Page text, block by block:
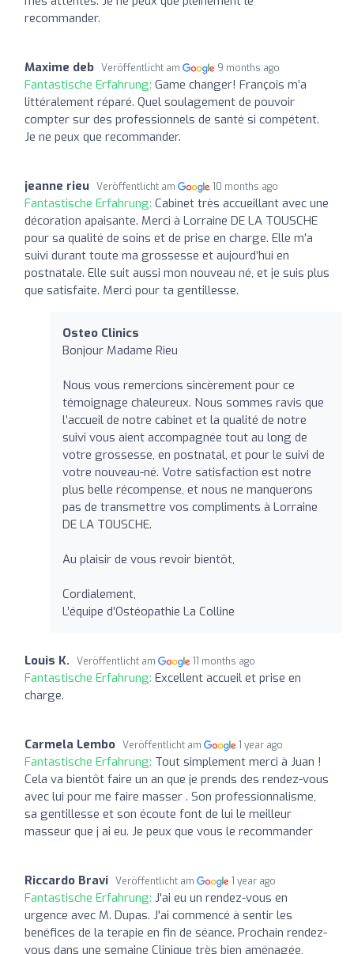
recommander.
Maxime deb Veröffentlicht am 9 months ago
Fantastische Erfahrung: Game changer! François m’a
littéralement réparé. Quel soulagement de pouvoir
compter sur des professionnels de santé si compétent.
Je ne peux que recommander.
jeanne rieu Veröffentlicht am 10 months ago
Fantastische Erfahrung: Cabinet très accueillant avec une
décoration apaisante. Merci à Lorraine DE LA TOUSCHE
pour sa qualité de soins et de prise en charge. Elle m’a
suivi durant toute ma grossesse et aujourd’hui en
postnatale. Elle suit aussi mon nouveau né, et je suis plus
que satisfaite. Merci pour ta gentillesse.
Osteo Clinics
Bonjour Madame Rieu
Nous vous remercions sincèrement pour ce
témoignage chaleureux. Nous sommes ravis que
l’accueil de notre cabinet et la qualité de notre
suivi vous aient accompagnée tout au long de
votre grossesse, en postnatal, et pour le suivi de
votre nouveau-né. Votre satisfaction est notre
plus belle récompense, et nous ne manquerons
pas de transmettre vos compliments à Lorraine
DE LA TOUSCHE.
Au plaisir de vous revoir bientôt,
Cordialement,
L’équipe d’Ostéopathie La Colline
Louis K. Veröffentlicht am 11 months ago
Fantastische Erfahrung: Excellent accueil et prise en
charge.
Carmela Lembo Veröffentlicht am 1 year ago
Fantastische Erfahrung: Tout simplement merci à Juan !
Cela va bientôt faire un an que je prends des rendez-vous
avec lui pour me faire masser . Son professionnalisme,
sa gentillesse et son écoute font de lui le meilleur
masseur que j ai eu. Je peux que vous le recommander
Riccardo Bravi Veröffentlicht am 1 year ago
Fantastische Erfahrung: J'ai eu un rendez-vous en
urgence avec M. Dupas. J'ai commencé à sentir les
benéfices de la terapie en fin de séance. Prochain rendez-
vous dans une semaine Clinique très bien aménagée,